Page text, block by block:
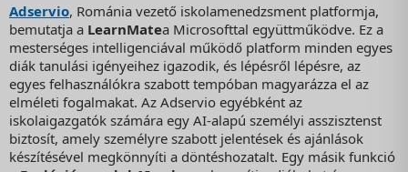
Adservio, Románia vezető iskolamenedzsment platformja,
bemutatja a LearnMatea Microsofttal együttműködve. Ez a
mesterséges intelligenciával működő platform minden egyes
diák tanulási igényeihez igazodik, és lépésről lépésre, az
egyes felhasználókra szabott tempóban magyarázza el az
elméleti fogalmakat. Az Adservio egyébként az
iskolaigazgatók számára egy AI-alapú személyi asszisztenst
biztosít, amely személyre szabott jelentések és ajánlások
készítésével megkönnyíti a döntéshozatalt. Egy másik funkció